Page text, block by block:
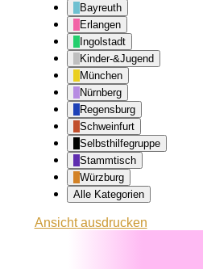
Bayreuth
Erlangen
Ingolstadt
Kinder-&Jugend
München
Nürnberg
Regensburg
Schweinfurt
Selbsthilfegruppe
Stammtisch
Würzburg
Alle Kategorien
Ansichtausdrucken